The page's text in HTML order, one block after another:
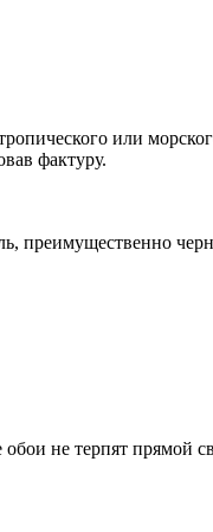
или
фактуру.
преимущественно
не терпят прямой